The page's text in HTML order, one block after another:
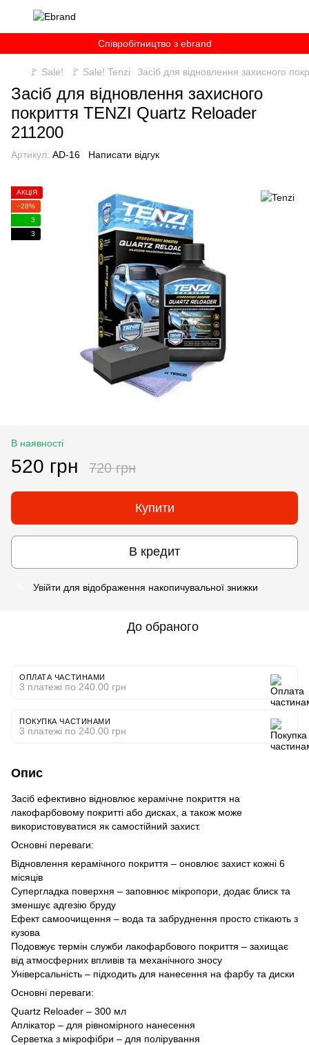
Співробітництво з ebrand
🚩 Sale! 🚩 Sale! Tenzi Засіб для відновлення захисного
Засіб для відновлення захисного
покриття TENZI Quartz Reloader
211200
Артикул: AD-16 Написати відгук
АКЦІЯ
−28%
3
3
В наявності
520 грн 720 грн
Купити
В кредит
Увійти для відображення накопичувальної знижки
До обраного
ОПЛАТА ЧАСТИНАМИ
3 платежі по 240.00 грн
ПОКУПКА ЧАСТИНАМИ
3 платежі по 240.00 грн
Опис
Засіб ефективно відновлює керамічне покриття на
лакофарбовому покритті або дисках, а також може
використовуватися як самостійний захист.
Основні переваги:
Відновлення керамічного покриття – оновлює захист кожні 6
місяців
Супергладка поверхня – заповнює мікропори, додає блиск та
зменшує адгезію бруду
Ефект самоочищення – вода та забруднення просто стікають з
кузова
Подовжує термін служби лакофарбового покриття – захищає
від атмосферних впливів та механічного зносу
Універсальність – підходить для нанесення на фарбу та диски
Основні переваги:
Quartz Reloader – 300 мл
Аплікатор – для рівномірного нанесення
Серветка з мікрофібри – для полірування